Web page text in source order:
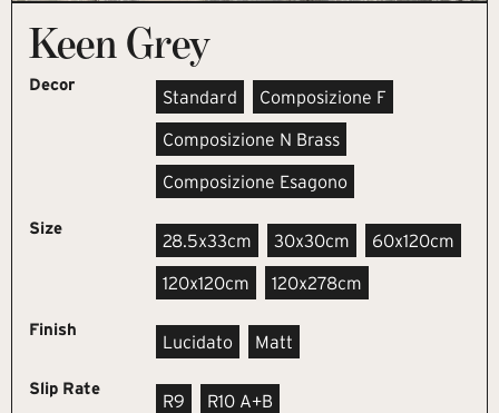
Keen Grey
Decor
Standard Composizione F
Composizione N Brass
Composizione Esagono
Size
28.5x33cm 30x30cm 60x120cm
120x120cm 120x278cm
Finish
Lucidato Matt
Slip Rate
R9 R10 A+B